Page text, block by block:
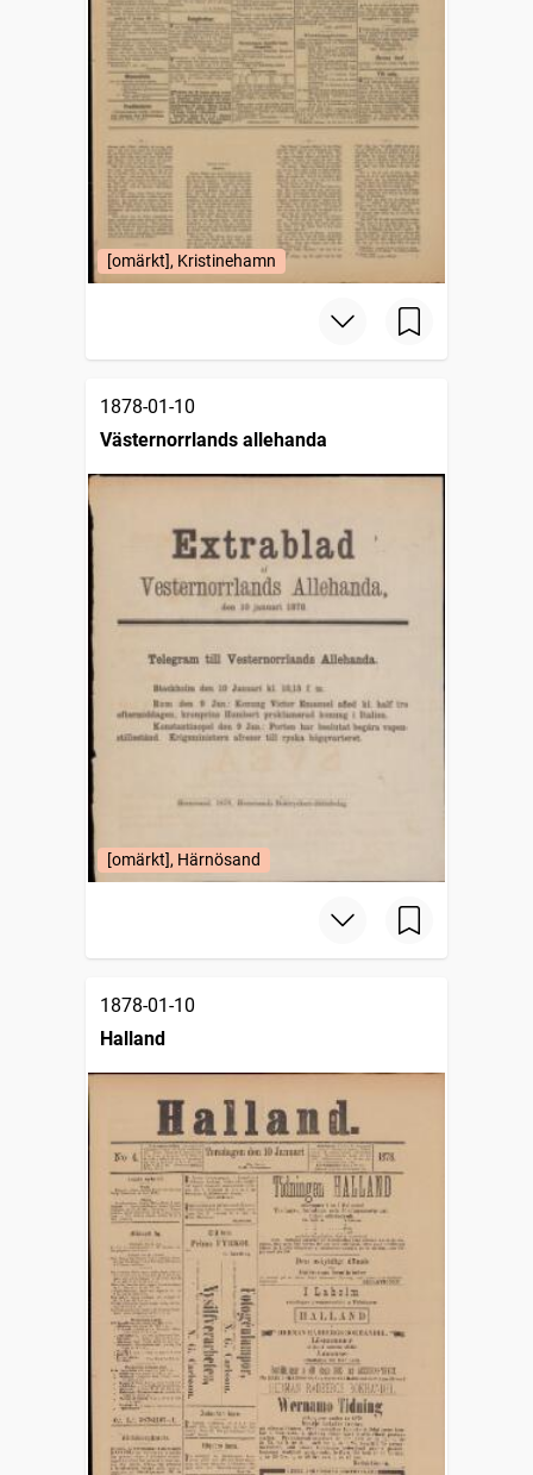
[omärkt], Kristinehamn
1878-01-10
Västernorrlands allehanda
[omärkt], Härnösand
1878-01-10
Halland